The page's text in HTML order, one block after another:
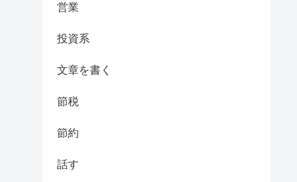
営業
投資系
文章を書く
節税
節約
話す